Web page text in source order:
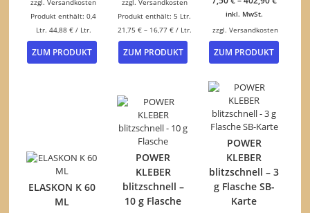
zzgl.Versandkosten
Produkt enthält: 0,4
Ltr. 44,88 €/ Ltr.
ZUM PRODUKT
zzgl. Versandkosten
Produkt enthält: 5 Ltr.
21,75 €– 16,77 €/ Ltr.
ZUM PRODUKT
Dieses
Produkt
mehrere
Varianten
Optionen
Produktseite
inkl. MwSt.
zzgl.Versandkosten
ZUM PRODUKT
Dieses
der
ELASKON K 60
ML
POWER
KLEBER
blitzschnell –
10 g Flasche
POWER
KLEBER
blitzschnell – 3
g Flasche SB-
Karte